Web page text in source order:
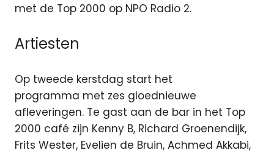
met de Top 2000 op NPO Radio 2.
Artiesten
Op tweede kerstdag start het
programma met zes gloednieuwe
afleveringen. Te gast aan de bar in het Top
2000 café zijn Kenny B, Richard Groenendijk,
Frits Wester, Evelien de Bruin, Achmed Akkabi,